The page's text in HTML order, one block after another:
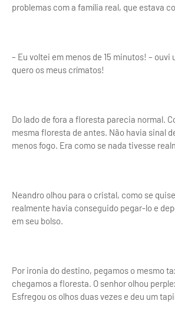
problemas com a família real, que estava
– Eu voltei em menos de 15 minutos! – ouvi
quero os meus crímatos!
Do lado de fora a floresta parecia normal.
mesma floresta de antes. Não havia sinal
menos fogo. Era como se nada tivesse
Neandro olhou para o cristal, como se
realmente havia conseguido pegar-lo e
em seu bolso.
Por ironia do destino, pegamos o mesmo
chegamos a floresta. O senhor olhou
Esfregou os olhos duas vezes e deu um